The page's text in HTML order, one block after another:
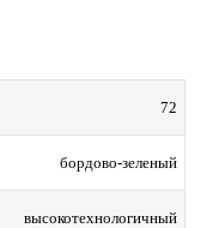
72
бордово-зеленый
высокотехнологичный